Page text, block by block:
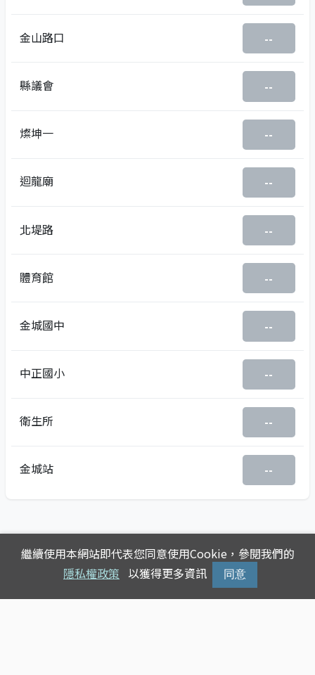
金山路口 --
縣議會 --
燦坤一 --
迴龍廟 --
北堤路 --
體育館 --
金城國中 --
中正國小 --
衛生所 --
金城站 --
繼續使用本網站即代表您同意使用Cookie，參閱我們的
隱私權政策 以獲得更多資訊 同意